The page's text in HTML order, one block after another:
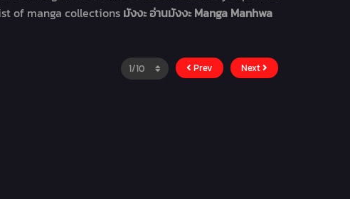
of manga collections มังงะ อ่านมังงะ Manga Manhwa
Prev Next